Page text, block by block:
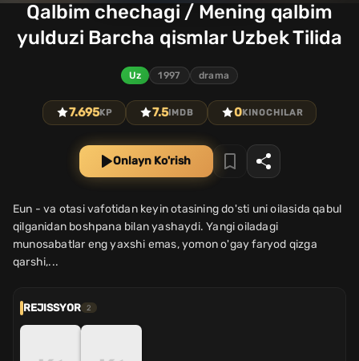
Qalbim chechagi / Mening qalbim
yulduzi Barcha qismlar Uzbek Tilida
Uz 1997 drama
7.695KP 7.5IMDB 0KINOCHILAR
Onlayn Ko'rish
Eun - va otasi vafotidan keyin otasining do'sti uni oilasida qabul
qilganidan boshpana bilan yashaydi. Yangi oiladagi
munosabatlar eng yaxshi emas, yomon o'gay faryod qizga
qarshi,...
REJISSYOR 2